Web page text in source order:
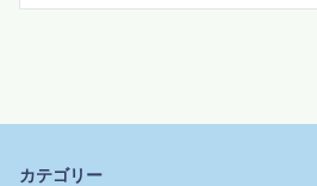
カテゴリー